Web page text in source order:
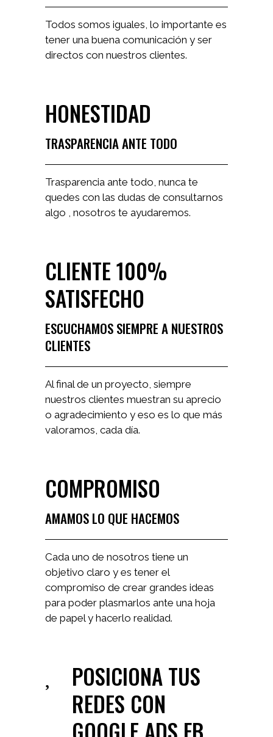
Todos somos iguales, lo importante es
tener una buena comunicación y ser
directos con nuestros clientes.
HONESTIDAD
TRASPARENCIA ANTE TODO
Trasparencia ante todo, nunca te
quedes con las dudas de consultarnos
algo , nosotros te ayudaremos.
CLIENTE 100%
SATISFECHO
ESCUCHAMOS SIEMPRE A NUESTROS
CLIENTES
Al final de un proyecto, siempre
nuestros clientes muestran su aprecio
o agradecimiento y eso es lo que más
valoramos, cada día.
COMPROMISO
AMAMOS LO QUE HACEMOS
Cada uno de nosotros tiene un
objetivo claro y es tener el
compromiso de crear grandes ideas
para poder plasmarlos ante una hoja
de papel y hacerlo realidad.
POSICIONA TUS
REDES CON
GOOGLE ADS FB